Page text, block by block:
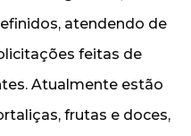
atendendo de
feitas de
Atualmente estão
frutas e doces,